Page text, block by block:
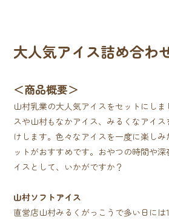
大人気アイス詰め合わ
＜商品概要＞
山村乳業の大人気アイスをセットにしま
スや山村もなかアイス、みるくなアイ
けします。色々なアイスを一度に楽し
ットがおすすめです。おやつの時間や
イスとして、いかがですか？
山村ソフトアイス
直営店山村みるくがっこうで多い日には